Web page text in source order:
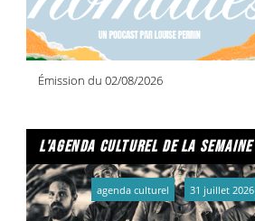
Émission du 02/08/2026
l'agenda culturel de la semaine
agenda culturel 31 juillet 2026